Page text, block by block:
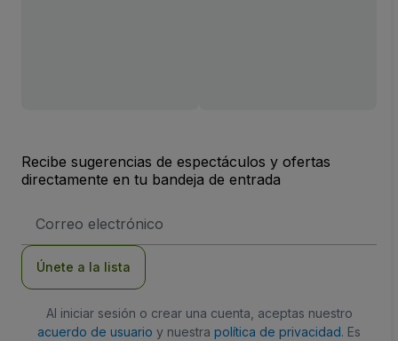
Recibe sugerencias de espectáculos y ofertas
directamente en tu bandeja de entrada
de
Únete a la lista
Al iniciar sesión o crear una cuenta, aceptas nuestro
acuerdo de usuario y nuestra política de privacidad. Es